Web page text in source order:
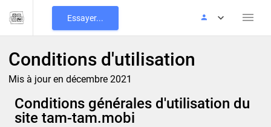
Essayer...
Conditions d'utilisation
Mis à jour en décembre 2021
Conditions générales d'utilisation du
site tam-tam.mobi